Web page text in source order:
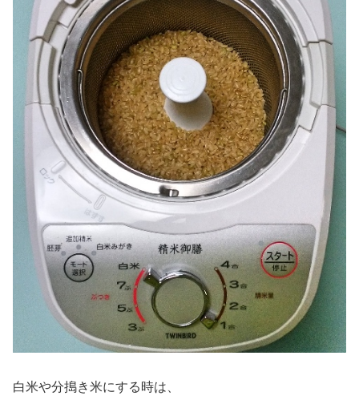
白米や分搗き米にする時は、